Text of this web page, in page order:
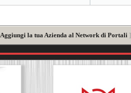
Aggiungi la tua Azienda al Network di Portali ]